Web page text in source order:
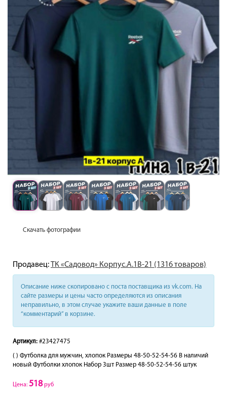
Скачать фотографии
Продавец:ТК «Садовод» Корпус.А.1В-21 (1316 товаров)
Описание ниже скопировано с поста поставщика из vk.com. На
сайте размеры и цены часто определяются из описания
неправильно, в этом случае укажите ваши данные в поле
“комментарий” в корзине.
Артикул: #23427475
( ) Футболка для мужчин, хлопок Размеры 48-50-52-54-56 В наличий
новый Футболки хлопок Набор 3шт Размер 48-50-52-54-56 штук
Цена: 518руб